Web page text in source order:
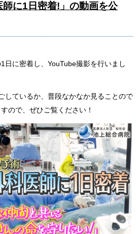
師に1日密着!」の動画を公
日に密着し、YouTube撮影を行いまし
しているか、普段なかなか見ることので
ので、ぜひご覧ください！